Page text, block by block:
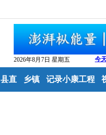
2026年8月7日 星期五
县直 乡镇 记录小康工程